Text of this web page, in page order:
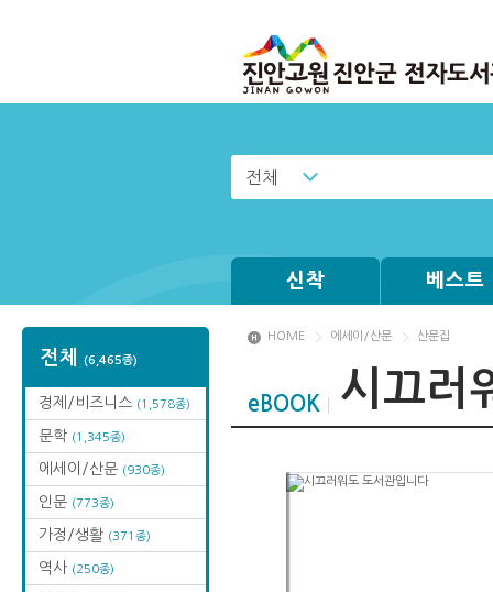
전체
신착 베스트
전체 (6,465종)
경제/비즈니스 (1,578종)
문학 (1,345종)
에세이/산문 (930종)
인문 (773종)
가정/생활 (371종)
역사 (250종)
HOME 에세이/산문 산문집
eBOOK 시끄러